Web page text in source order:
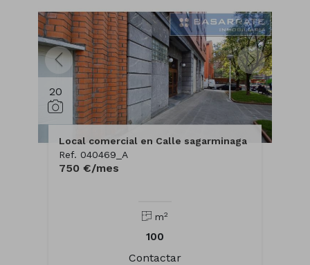
20
Local comercial en Calle sagarminaga
Ref. 040469_A
750 €/mes
m2
100
Contactar